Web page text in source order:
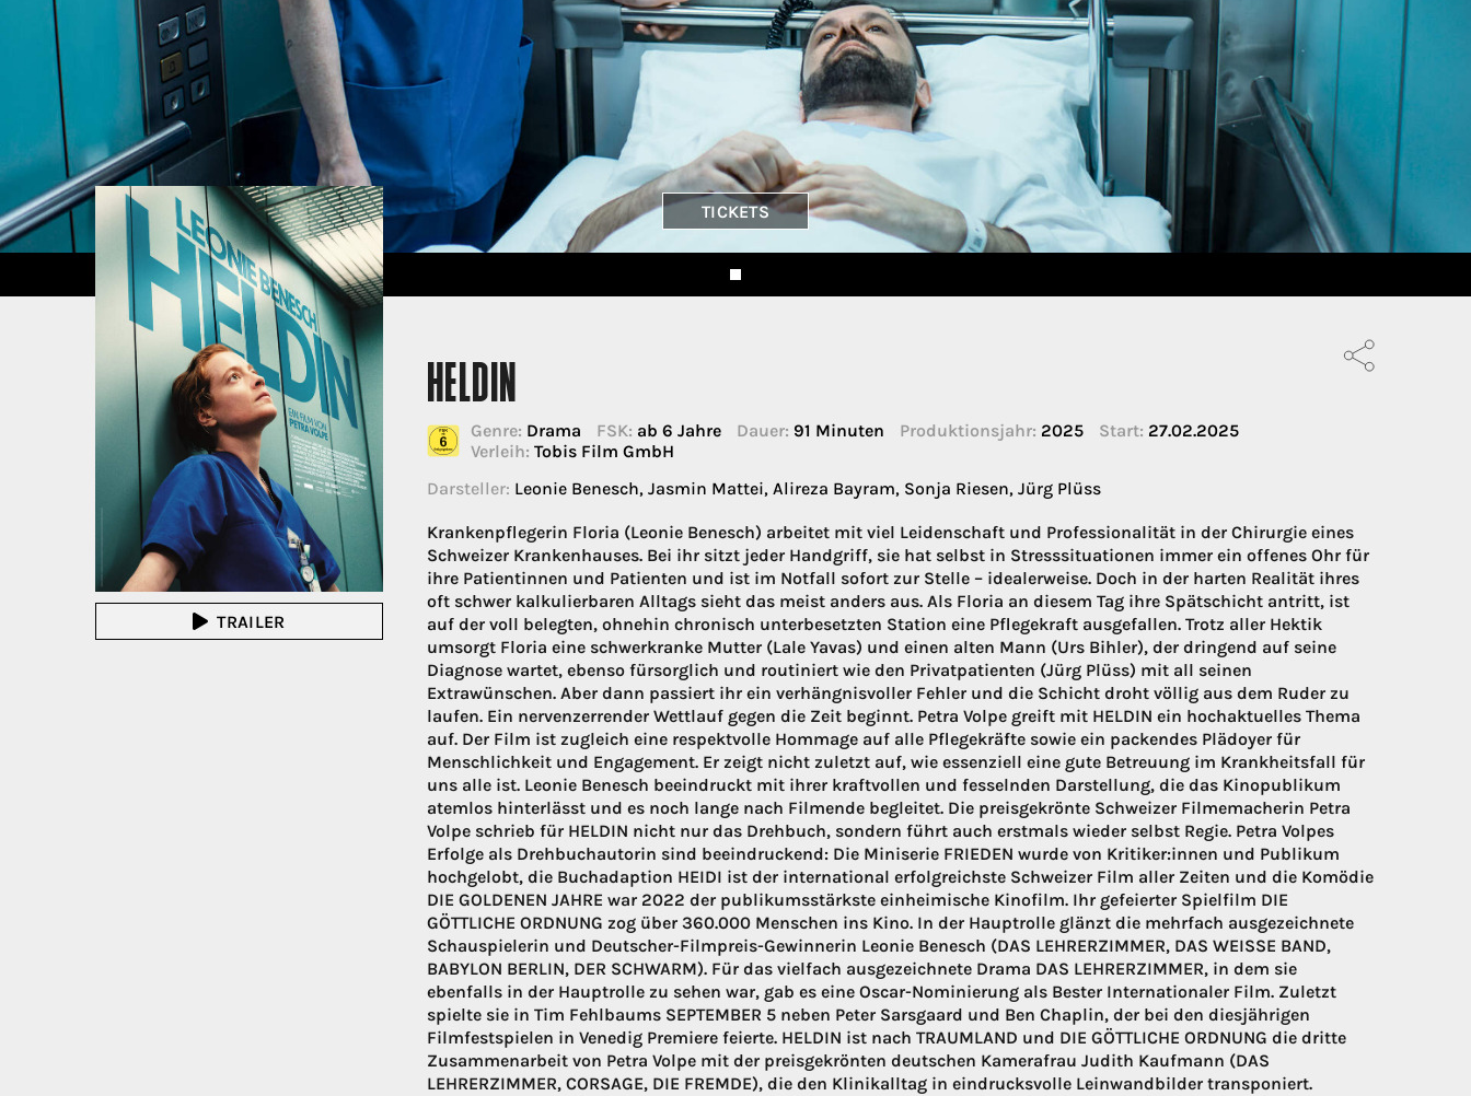
TICKETS
TRAILER
HELDIN
Genre: Drama FSK: ab 6 Jahre Dauer: 91 Minuten Produktionsjahr: 2025 Start: 27.02.2025
Verleih: Tobis Film GmbH
Darsteller: Leonie Benesch, Jasmin Mattei, Alireza Bayram, Sonja Riesen, Jürg Plüss
Krankenpflegerin Floria (Leonie Benesch) arbeitet mit viel Leidenschaft und Professionalität in der Chirurgie eines
Schweizer Krankenhauses. Bei ihr sitzt jeder Handgriff, sie hat selbst in Stresssituationen immer ein offenes Ohr für
ihre Patientinnen und Patienten und ist im Notfall sofort zur Stelle – idealerweise. Doch in der harten Realität ihres
oft schwer kalkulierbaren Alltags sieht das meist anders aus. Als Floria an diesem Tag ihre Spätschicht antritt, ist
auf der voll belegten, ohnehin chronisch unterbesetzten Station eine Pflegekraft ausgefallen. Trotz aller Hektik
umsorgt Floria eine schwerkranke Mutter (Lale Yavas) und einen alten Mann (Urs Bihler), der dringend auf seine
Diagnose wartet, ebenso fürsorglich und routiniert wie den Privatpatienten (Jürg Plüss) mit all seinen
Extrawünschen. Aber dann passiert ihr ein verhängnisvoller Fehler und die Schicht droht völlig aus dem Ruder zu
laufen. Ein nervenzerrender Wettlauf gegen die Zeit beginnt. Petra Volpe greift mit HELDIN ein hochaktuelles Thema
auf. Der Film ist zugleich eine respektvolle Hommage auf alle Pflegekräfte sowie ein packendes Plädoyer für
Menschlichkeit und Engagement. Er zeigt nicht zuletzt auf, wie essenziell eine gute Betreuung im Krankheitsfall für
uns alle ist. Leonie Benesch beeindruckt mit ihrer kraftvollen und fesselnden Darstellung, die das Kinopublikum
atemlos hinterlässt und es noch lange nach Filmende begleitet. Die preisgekrönte Schweizer Filmemacherin Petra
Volpe schrieb für HELDIN nicht nur das Drehbuch, sondern führt auch erstmals wieder selbst Regie. Petra Volpes
Erfolge als Drehbuchautorin sind beeindruckend: Die Miniserie FRIEDEN wurde von Kritiker:innen und Publikum
hochgelobt, die Buchadaption HEIDI ist der international erfolgreichste Schweizer Film aller Zeiten und die Komödie
DIE GOLDENEN JAHRE war 2022 der publikumsstärkste einheimische Kinofilm. Ihr gefeierter Spielfilm DIE
GÖTTLICHE ORDNUNG zog über 360.000 Menschen ins Kino. In der Hauptrolle glänzt die mehrfach ausgezeichnete
Schauspielerin und Deutscher-Filmpreis-Gewinnerin Leonie Benesch (DAS LEHRERZIMMER, DAS WEISSE BAND,
BABYLON BERLIN, DER SCHWARM). Für das vielfach ausgezeichnete Drama DAS LEHRERZIMMER, in dem sie
ebenfalls in der Hauptrolle zu sehen war, gab es eine Oscar-Nominierung als Bester Internationaler Film. Zuletzt
spielte sie in Tim Fehlbaums SEPTEMBER 5 neben Peter Sarsgaard und Ben Chaplin, der bei den diesjährigen
Filmfestspielen in Venedig Premiere feierte. HELDIN ist nach TRAUMLAND und DIE GÖTTLICHE ORDNUNG die dritte
Zusammenarbeit von Petra Volpe mit der preisgekrönten deutschen Kamerafrau Judith Kaufmann (DAS
LEHRERZIMMER, CORSAGE, DIE FREMDE), die den Klinikalltag in eindrucksvolle Leinwandbilder transponiert.